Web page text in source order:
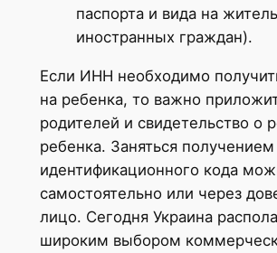
паспорта и вида на
иностранных граждан).
Если ИНН необходимо
на ребенка, то важно
родителей и свидетельство о
ребенка. Заняться получением
идентификационного кода
самостоятельно или через
лицо. Сегодня Украина
широким выбором